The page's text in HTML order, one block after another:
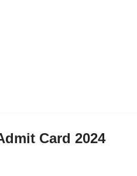
Card 2024